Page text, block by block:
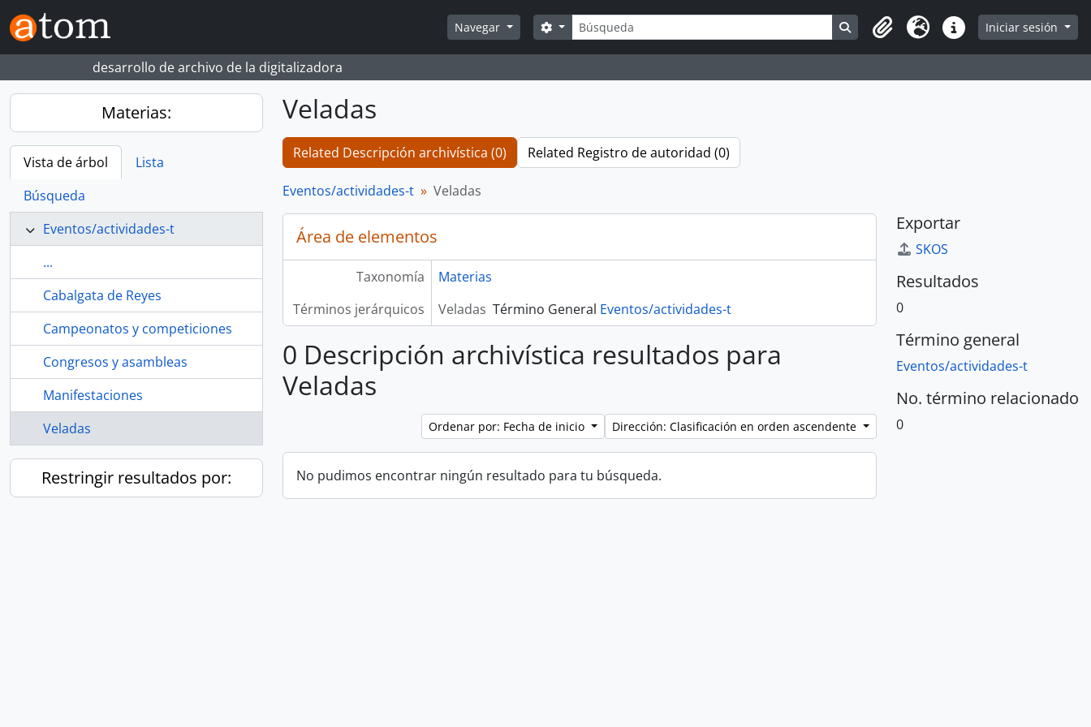
Skip to main content
Navegar
Búsqueda
Search options Search in browse page
Portapapeles
Idioma Enlaces rápidos
Iniciar sesión
desarrollo de archivo de la digitalizadora
Materias:
Vista de árbol
Lista
Búsqueda
Eventos/actividades-t
...
Cabalgata de Reyes
Campeonatos y competiciones
Congresos y asambleas
Manifestaciones
Veladas
Restringir resultados por:
Veladas
Related Descripción archivística (0) Related Registro de autoridad (0)
Eventos/actividades-t Veladas
Área de elementos
Taxonomía
Materias
Términos jerárquicos
Veladas Término General Eventos/actividades-t
0 Descripción archivística resultados para
Veladas
Ordenar por: Fecha de inicio Dirección: Clasificación en orden ascendente
No pudimos encontrar ningún resultado para tu búsqueda.
Exportar
SKOS
Resultados
0
Término general
Eventos/actividades-t
No. término relacionado
0